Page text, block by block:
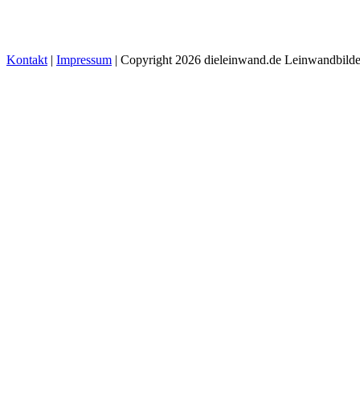
Kontakt| Impressum | Copyright 2026 dieleinwand.de